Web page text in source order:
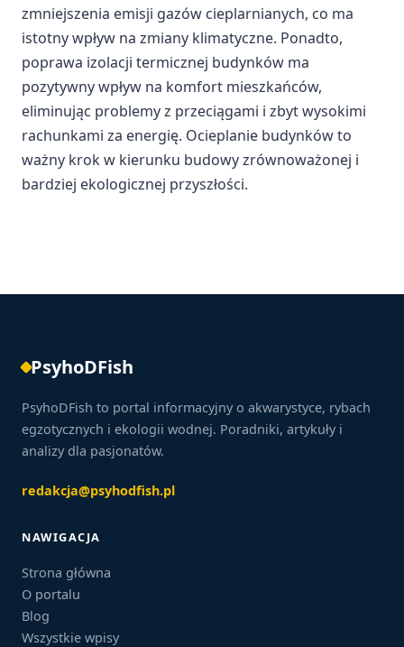
zmniejszenia emisji gazów cieplarnianych, co ma
istotny wpływ na zmiany klimatyczne. Ponadto,
poprawa izolacji termicznej budynków ma
pozytywny wpływ na komfort mieszkańców,
eliminując problemy z przeciągami i zbyt wysokimi
rachunkami za energię. Ocieplanie budynków to
ważny krok w kierunku budowy zrównoważonej i
bardziej ekologicznej przyszłości.
PsyhoDFish
PsyhoDFish to portal informacyjny o akwarystyce, rybach
egzotycznych i ekologii wodnej. Poradniki, artykuły i
analizy dla pasjonatów.
redakcja@psyhodfish.pl
NAWIGACJA
Strona główna
O portalu
Blog
Wszystkie wpisy